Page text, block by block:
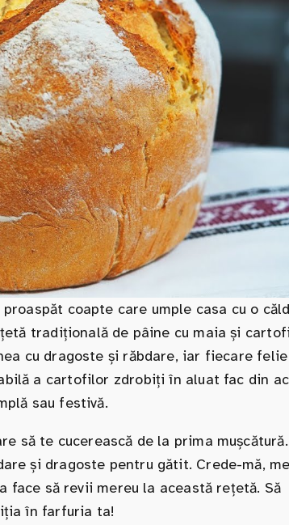
coapte care umple casa cu o
tradițională de pâine cu maia și
cu dragoste și răbdare, iar fiecare
a cartofilor zdrobiți în aluat fac din
sau festivă.
să te cucerească de la prima
și dragoste pentru gătit. Crede-mă,
să revii mereu la această rețetă. Să
în farfuria ta!